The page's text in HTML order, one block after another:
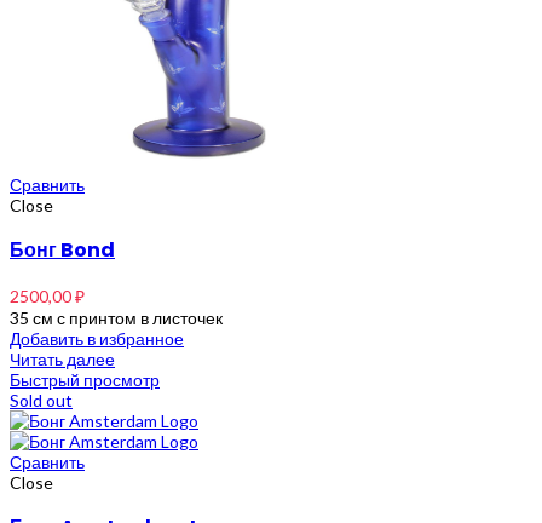
Сравнить
Close
Бонг Bond
2500,00₽
35 см с принтом в листочек
Добавить в избранное
Читать далее
Быстрый просмотр
Sold out
Сравнить
Close